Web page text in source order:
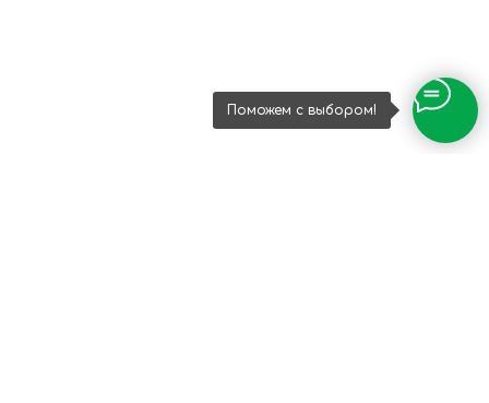
Поможем с выбором!